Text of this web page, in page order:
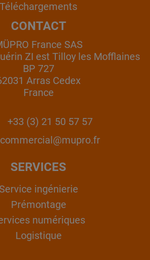
Téléchargements
CONTACT
France SAS
ZI est Tilloy les Mofflaines
BP 727
Arras Cedex
France
+33 (3) 21 50 57 57
commercial@mupro.fr
SERVICES
Service ingénierie
Prémontage
numériques
Logistique